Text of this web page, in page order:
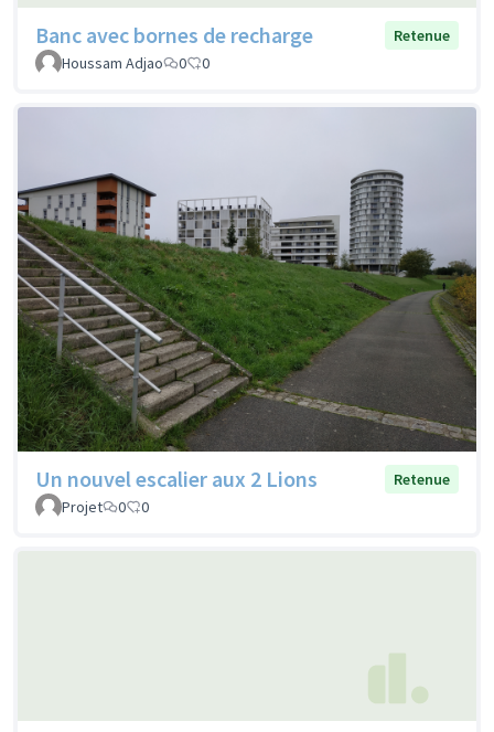
Banc avec bornes de recharge
Retenue
Houssam Adjao
0 0
Un nouvel escalier aux 2 Lions
Retenue
Projet
0 0